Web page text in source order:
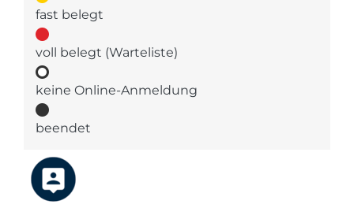
fast belegt
voll belegt (Warteliste)
keine Online-Anmeldung
beendet